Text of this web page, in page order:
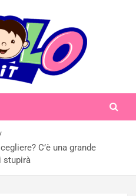
C’è una grande
stupirà